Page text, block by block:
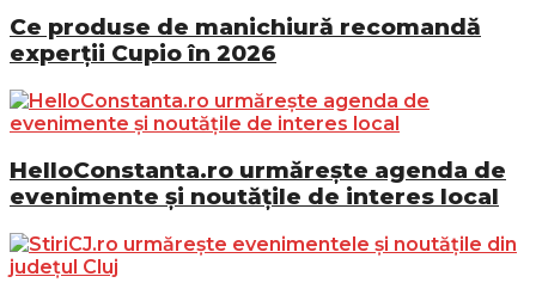
Ce produse de manichiură recomandă
experții Cupio în 2026
HelloConstanta.ro urmărește agenda de
evenimente și noutățile de interes local